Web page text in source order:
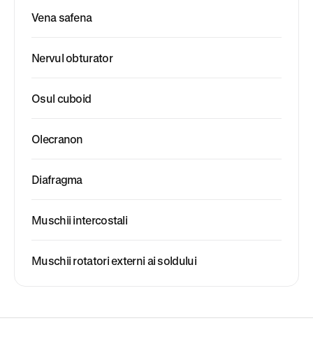
Vena safena
Nervul obturator
Osul cuboid
Olecranon
Diafragma
Muschii intercostali
Muschii rotatori externi ai soldului